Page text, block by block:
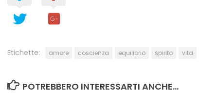
Etichette: amore coscienza equilibrio spirito vita
POTREBBERO INTERESSARTI ANCHE...